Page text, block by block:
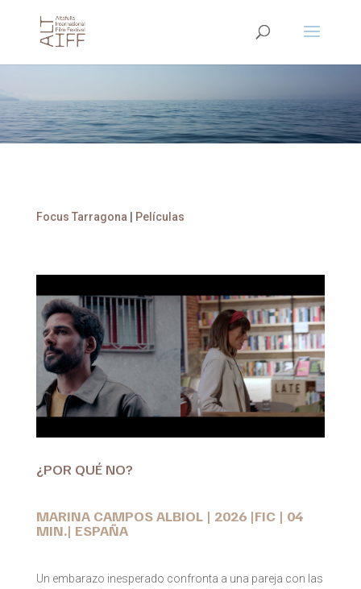
Focus Tarragona Películas
¿POR QUÉ NO?
MARINA CAMPOS ALBIOL | 2026 |FIC | 04
MIN.| ESPAÑA
Un embarazo inesperado confronta a una pareja con las